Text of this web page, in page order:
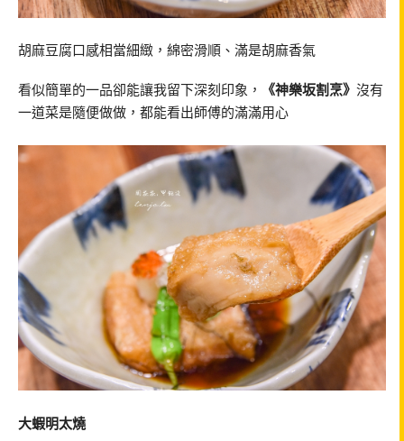
胡麻豆腐口感相當細緻，綿密滑順、滿是胡麻香氣
看似簡單的一品卻能讓我留下深刻印象， 《神樂坂割烹》 沒有
一道菜是隨便做做，都能看出師傅的滿滿用心
大蝦明太燒